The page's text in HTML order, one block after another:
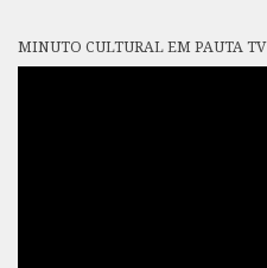
MINUTO CULTURAL EM PAUTA TV